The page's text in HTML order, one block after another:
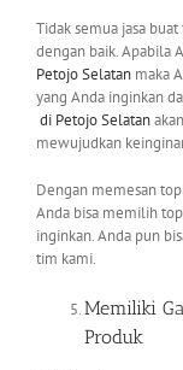
Tidak semua jasa
dengan baik. Apabila
Petojo Selatan maka
yang Anda inginkan
di Petojo Selatan
mewujudkan
Dengan memesan
Anda bisa memilih
inginkan. Anda pun
tim kami.
Memiliki
Produk